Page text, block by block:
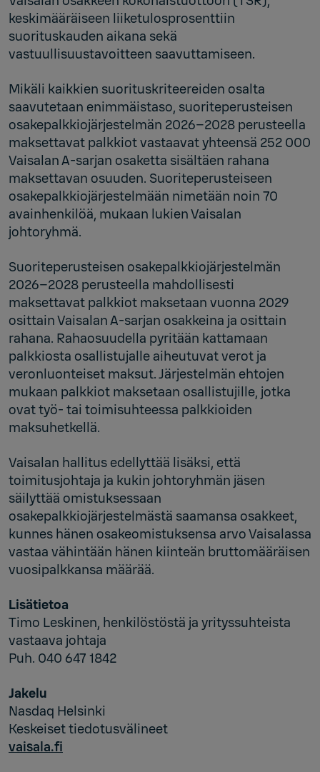
keskimääräiseen liiketulosprosenttiin
suorituskauden aikana sekä
vastuullisuustavoitteen saavuttamiseen.
Mikäli kaikkien suorituskriteereiden osalta
saavutetaan enimmäistaso, suoriteperusteisen
osakepalkkiojärjestelmän 2026–2028 perusteella
maksettavat palkkiot vastaavat yhteensä 252 000
Vaisalan A-sarjan osaketta sisältäen rahana
maksettavan osuuden. Suoriteperusteiseen
osakepalkkiojärjestelmään nimetään noin 70
avainhenkilöä, mukaan lukien Vaisalan
johtoryhmä.
Suoriteperusteisen osakepalkkiojärjestelmän
2026–2028 perusteella mahdollisesti
maksettavat palkkiot maksetaan vuonna 2029
osittain Vaisalan A-sarjan osakkeina ja osittain
rahana. Rahaosuudella pyritään kattamaan
palkkiosta osallistujalle aiheutuvat verot ja
veronluonteiset maksut. Järjestelmän ehtojen
mukaan palkkiot maksetaan osallistujille, jotka
ovat työ- tai toimisuhteessa palkkioiden
maksuhetkellä.
Vaisalan hallitus edellyttää lisäksi, että
toimitusjohtaja ja kukin johtoryhmän jäsen
säilyttää omistuksessaan
osakepalkkiojärjestelmästä saamansa osakkeet,
kunnes hänen osakeomistuksensa arvo Vaisalassa
vastaa vähintään hänen kiinteän bruttomääräisen
vuosipalkkansa määrää.
Lisätietoa
Timo Leskinen, henkilöstöstä ja yrityssuhteista
vastaava johtaja
Puh. 040 647 1842
Jakelu
Nasdaq Helsinki
Keskeiset tiedotusvälineet
vaisala.fi